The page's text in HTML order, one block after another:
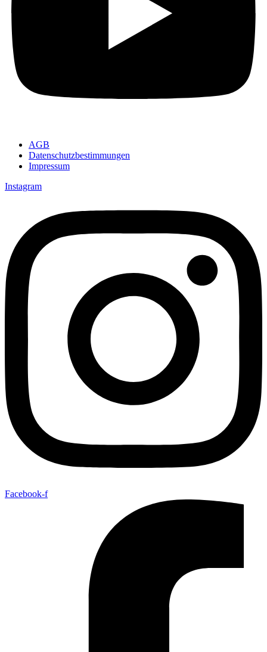
AGB
Datenschutzbestimmungen
Impressum
Instagram
Facebook-f